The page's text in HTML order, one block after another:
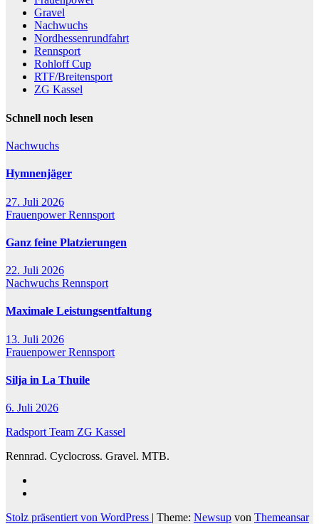
Gravel
Nachwuchs
Nordhessenrundfahrt
Rennsport
Rohloff Cup
RTF/Breitensport
ZG Kassel
Schnell noch lesen
Nachwuchs
Hymnenjäger
27. Juli 2026
FrauenpowerRennsport
Ganz feine Platzierungen
22. Juli 2026
Nachwuchs Rennsport
Maximale Leistungsentfaltung
13. Juli 2026
FrauenpowerRennsport
Silja in La Thuile
6. Juli 2026
Radsport Team ZG Kassel
Rennrad. Cyclocross. Gravel. MTB.
Stolz präsentiert von WordPress | Theme: Newsup von Themeansar